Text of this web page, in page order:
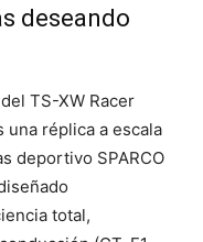
deseando
TS-XW Racer
una réplica a escala
deportivo SPARCO
total,